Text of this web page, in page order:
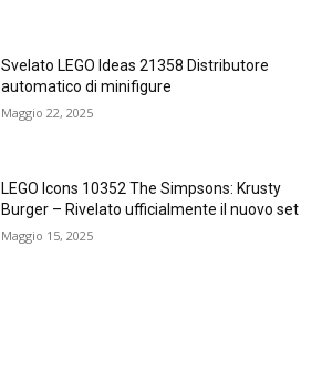
Svelato LEGO Ideas 21358 Distributore
automatico di minifigure
Maggio 22, 2025
LEGO Icons 10352 The Simpsons: Krusty
Burger – Rivelato ufficialmente il nuovo set
Maggio 15, 2025